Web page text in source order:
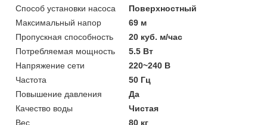
Способ установки насоса
Поверхностный
Максимальный напор
69 м
Пропускная способность
20 куб. м/час
Потребляемая мощность
5.5 Вт
Напряжение сети
220~240 В
Частота
50 Гц
Повышение давления
Да
Качество воды
Чистая
Вес
80 кг